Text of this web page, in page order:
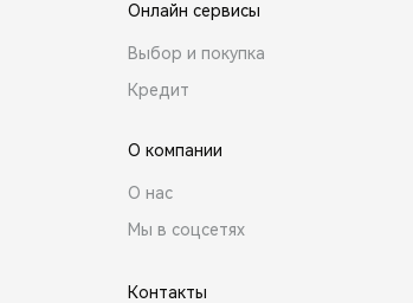
Онлайн сервисы
Выбор и покупка
Кредит
О компании
О нас
Мы в соцсетях
Контакты